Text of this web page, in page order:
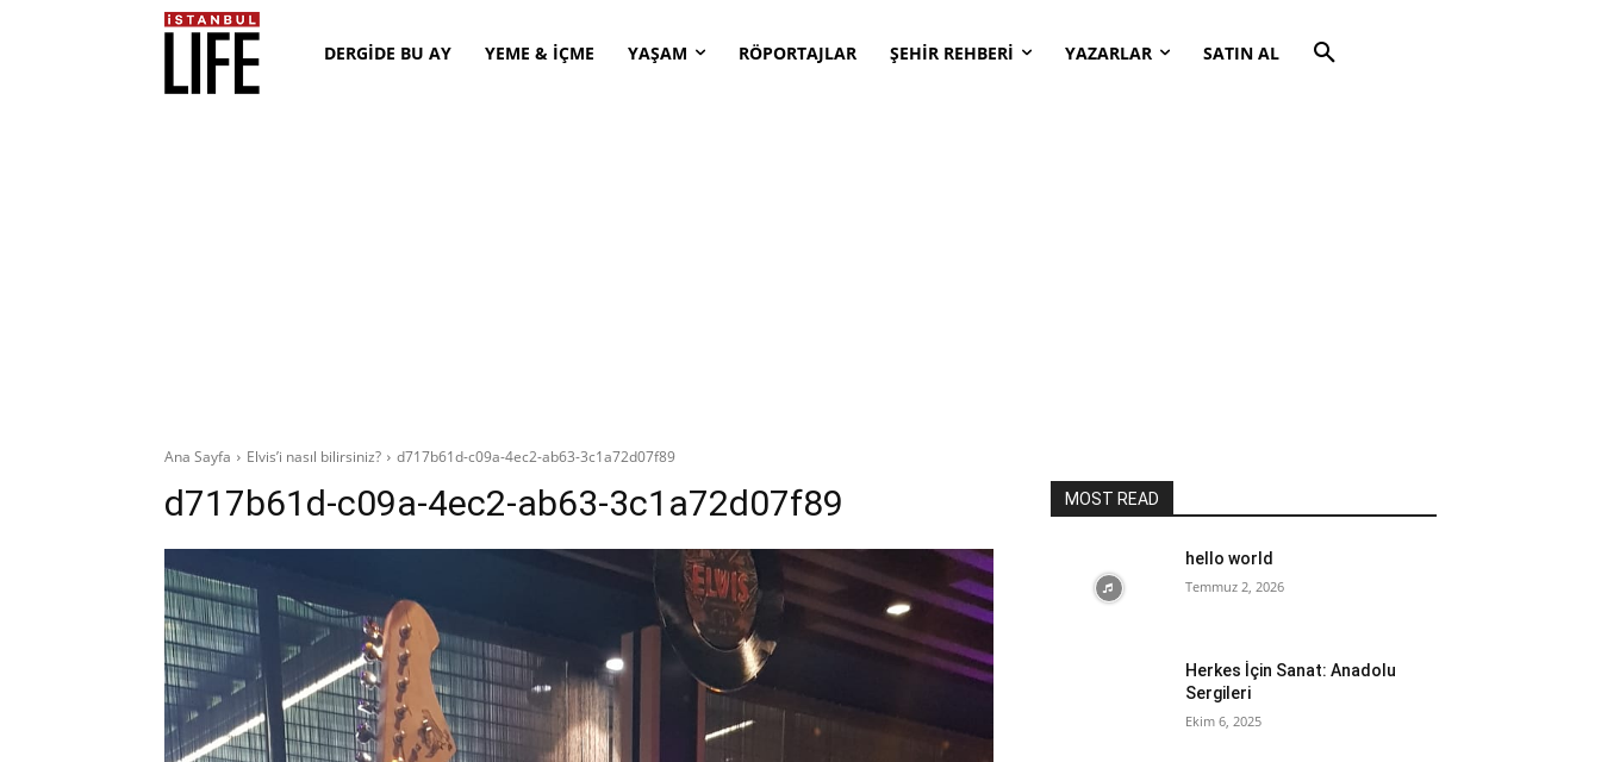
DERGİDE BU AY YEME & İÇME YAŞAM RÖPORTAJLAR ŞEHİR REHBERİ YAZARLAR SATIN AL
Ana Sayfa Elvis’i nasıl bilirsiniz? d717b61d-c09a-4ec2-ab63-3c1a72d07f89
d717b61d-c09a-4ec2-ab63-3c1a72d07f89 MOST READ
hello world
Temmuz 2, 2026
Herkes İçin Sanat: Anadolu
Sergileri
Ekim 6, 2025